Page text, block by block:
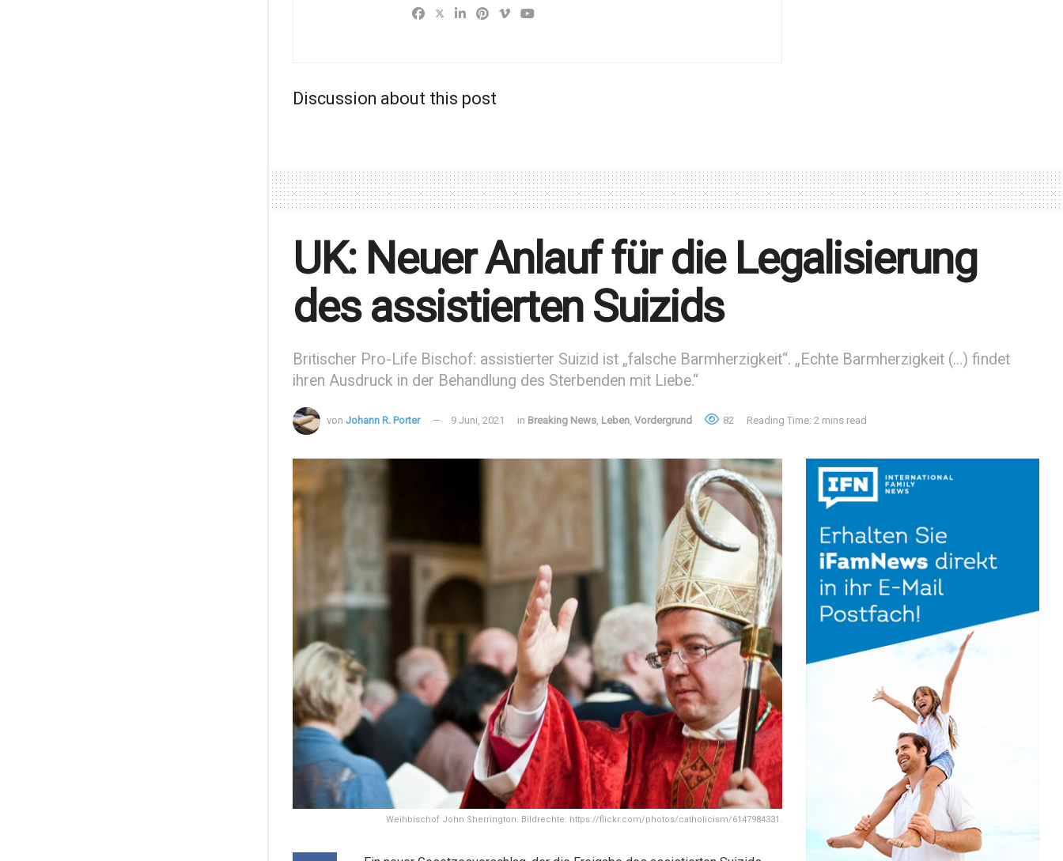
Discussion about this post
UK: Neuer Anlauf für die Legalisierung
des assistierten Suizids
Britischer Pro-Life Bischof: assistierter Suizid ist „falsche Barmherzigkeit“. „Echte Barmherzigkeit (…) findet
ihren Ausdruck in der Behandlung des Sterbenden mit Liebe.“
von Johann R. Porter 9 Juni, 2021 in Breaking News, Leben, Vordergrund 82 Reading Time: 2 mins read
Weihbischof John Sherrington. Bildrechte: https://flickr.com/photos/catholicism/6147984331.